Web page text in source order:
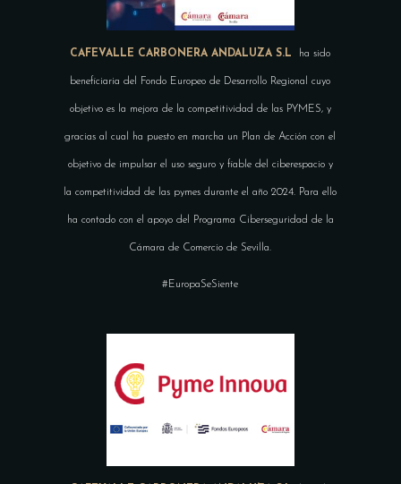
CAFEVALLE CARBONERA ANDALUZA S.L ha sido
beneficiaria del Fondo Europeo de Desarrollo Regional cuyo
objetivo es la mejora de la competitividad de las PYMES, y
gracias al cual ha puesto en marcha un Plan de Acción con el
objetivo de impulsar el uso seguro y fiable del ciberespacio y
la competitividad de las pymes durante el año 2024. Para ello
ha contado con el apoyo del Programa Ciberseguridad de la
Cámara de Comercio de Sevilla.
#EuropaSeSiente